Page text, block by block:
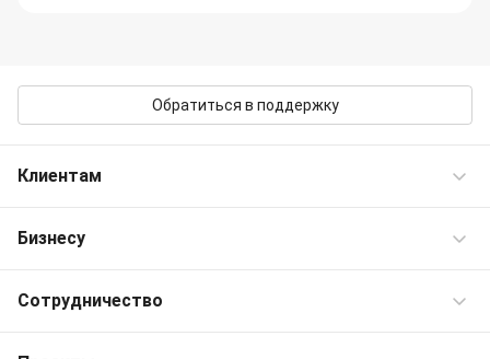
Обратиться в поддержку
Клиентам
Частые вопросы
Контакты OneTwoTrip
Бизнесу
Командировки
Сотрудничество